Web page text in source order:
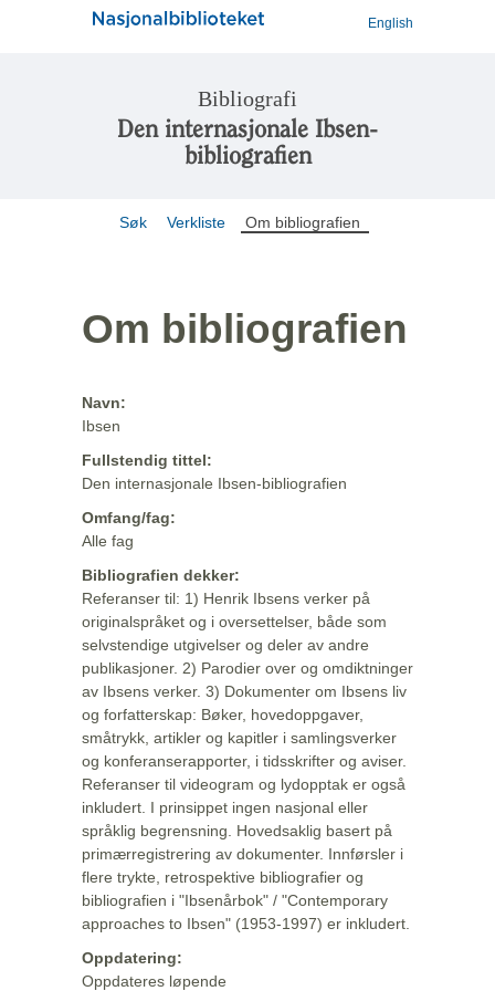
English
Bibliografi
Den internasjonale Ibsen-
bibliografien
Søk Verkliste Om bibliografien
Om bibliografien
Navn:
Ibsen
Fullstendig tittel:
Den internasjonale Ibsen-bibliografien
Omfang/fag:
Alle fag
Bibliografien dekker:
Referanser til: 1) Henrik Ibsens verker på
originalspråket og i oversettelser, både som
selvstendige utgivelser og deler av andre
publikasjoner. 2) Parodier over og omdiktninger
av Ibsens verker. 3) Dokumenter om Ibsens liv
og forfatterskap: Bøker, hovedoppgaver,
småtrykk, artikler og kapitler i samlingsverker
og konferanserapporter, i tidsskrifter og aviser.
Referanser til videogram og lydopptak er også
inkludert. I prinsippet ingen nasjonal eller
språklig begrensning. Hovedsaklig basert på
primærregistrering av dokumenter. Innførsler i
flere trykte, retrospektive bibliografier og
bibliografien i "Ibsenårbok" / "Contemporary
approaches to Ibsen" (1953-1997) er inkludert.
Oppdatering:
Oppdateres løpende